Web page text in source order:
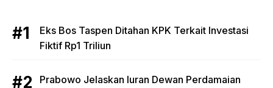
Eks Bos Taspen Ditahan KPK Terkait Investasi
Fiktif Rp1 Triliun
Prabowo Jelaskan Iuran Dewan Perdamaian